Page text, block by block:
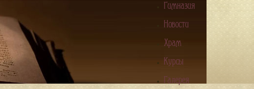
Гимназия
Новости
Храм
Курсы
Галерея